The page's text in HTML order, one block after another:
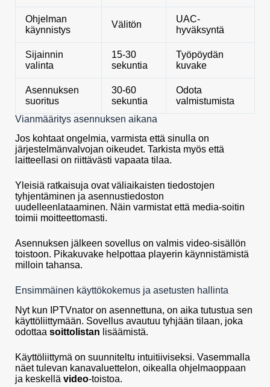
Ohjelman
käynnistys
Välitön
UAC-
hyväksyntä
Sijainnin
valinta
15-30
sekuntia
Työpöydän
kuvake
Asennuksen
suoritus
30-60
sekuntia
Odota
valmistumista
Vianmääritys asennuksen aikana
Jos kohtaat ongelmia, varmista että sinulla on
järjestelmänvalvojan oikeudet. Tarkista myös että
laitteellasi on riittävästi vapaata tilaa.
Yleisiä ratkaisuja ovat väliaikaisten tiedostojen
tyhjentäminen ja asennustiedoston
uudelleenlataaminen. Näin varmistat että media-soitin
toimii moitteettomasti.
Asennuksen jälkeen sovellus on valmis video-sisällön
toistoon. Pikakuvake helpottaa playerin käynnistämistä
milloin tahansa.
Ensimmäinen käyttökokemus ja asetusten hallinta
Nyt kun IPTVnator on asennettuna, on aika tutustua sen
käyttöliittymään. Sovellus avautuu tyhjään tilaan, joka
odottaa soittolistan lisäämistä.
Käyttöliittymä on suunniteltu intuitiiviseksi. Vasemmalla
näet tulevan kanavaluettelon, oikealla ohjelmaoppaan
ja keskellä video-toistoa.